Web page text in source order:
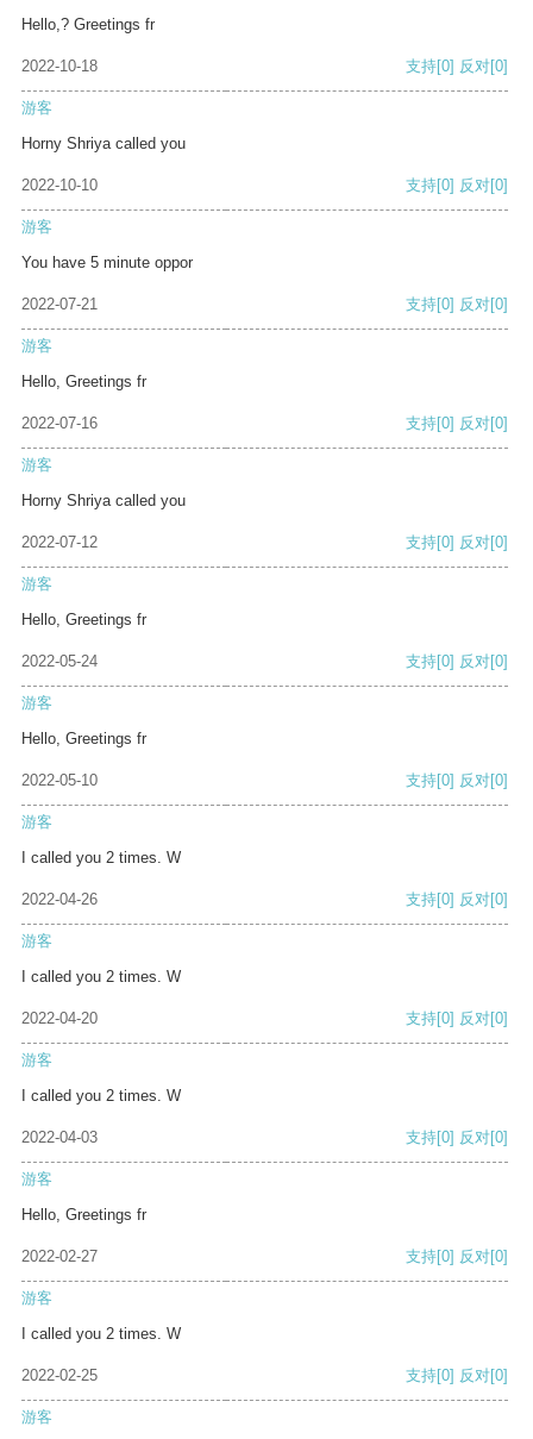
Hello,? Greetings fr
2022-10-18 支持[0] 反对[0]
游客
Horny Shriya called you
2022-10-10 支持[0] 反对[0]
游客
You have 5 minute oppor
2022-07-21 支持[0] 反对[0]
游客
Hello, Greetings fr
2022-07-16 支持[0] 反对[0]
游客
Horny Shriya called you
2022-07-12 支持[0] 反对[0]
游客
Hello, Greetings fr
2022-05-24 支持[0] 反对[0]
游客
Hello, Greetings fr
2022-05-10 支持[0] 反对[0]
游客
I called you 2 times. W
2022-04-26 支持[0] 反对[0]
游客
I called you 2 times. W
2022-04-20 支持[0] 反对[0]
游客
I called you 2 times. W
2022-04-03 支持[0] 反对[0]
游客
Hello, Greetings fr
2022-02-27 支持[0] 反对[0]
游客
I called you 2 times. W
2022-02-25 支持[0] 反对[0]
游客